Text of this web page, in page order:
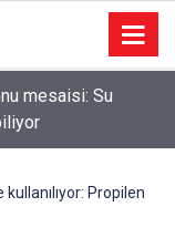
mesaisi: Su
Propilen